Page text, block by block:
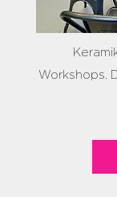
Workshops.